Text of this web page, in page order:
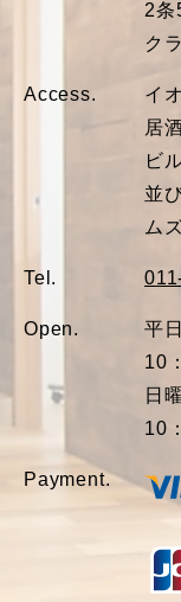
2
ク
Access.
イ
居
ビ
並
ム
Tel.
Open.
平
10
日
10
Payment.